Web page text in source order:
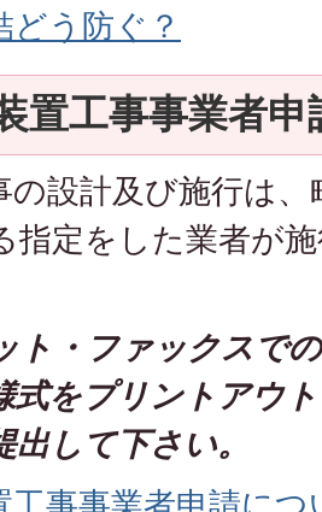
どう防ぐ？
置工事事業者
の設計及び施行は
指定をした業者が
ト・ファックスで
式をプリントアウ
出して下さい。